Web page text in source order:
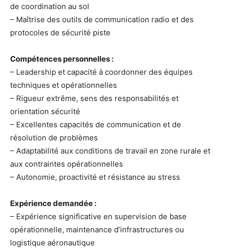
de coordination au sol
– Maîtrise des outils de communication radio et des
protocoles de sécurité piste
Compétences personnelles :
– Leadership et capacité à coordonner des équipes
techniques et opérationnelles
– Rigueur extrême, sens des responsabilités et
orientation sécurité
– Excellentes capacités de communication et de
résolution de problèmes
– Adaptabilité aux conditions de travail en zone rurale et
aux contraintes opérationnelles
– Autonomie, proactivité et résistance au stress
Expérience demandée :
– Expérience significative en supervision de base
opérationnelle, maintenance d’infrastructures ou
logistique aéronautique